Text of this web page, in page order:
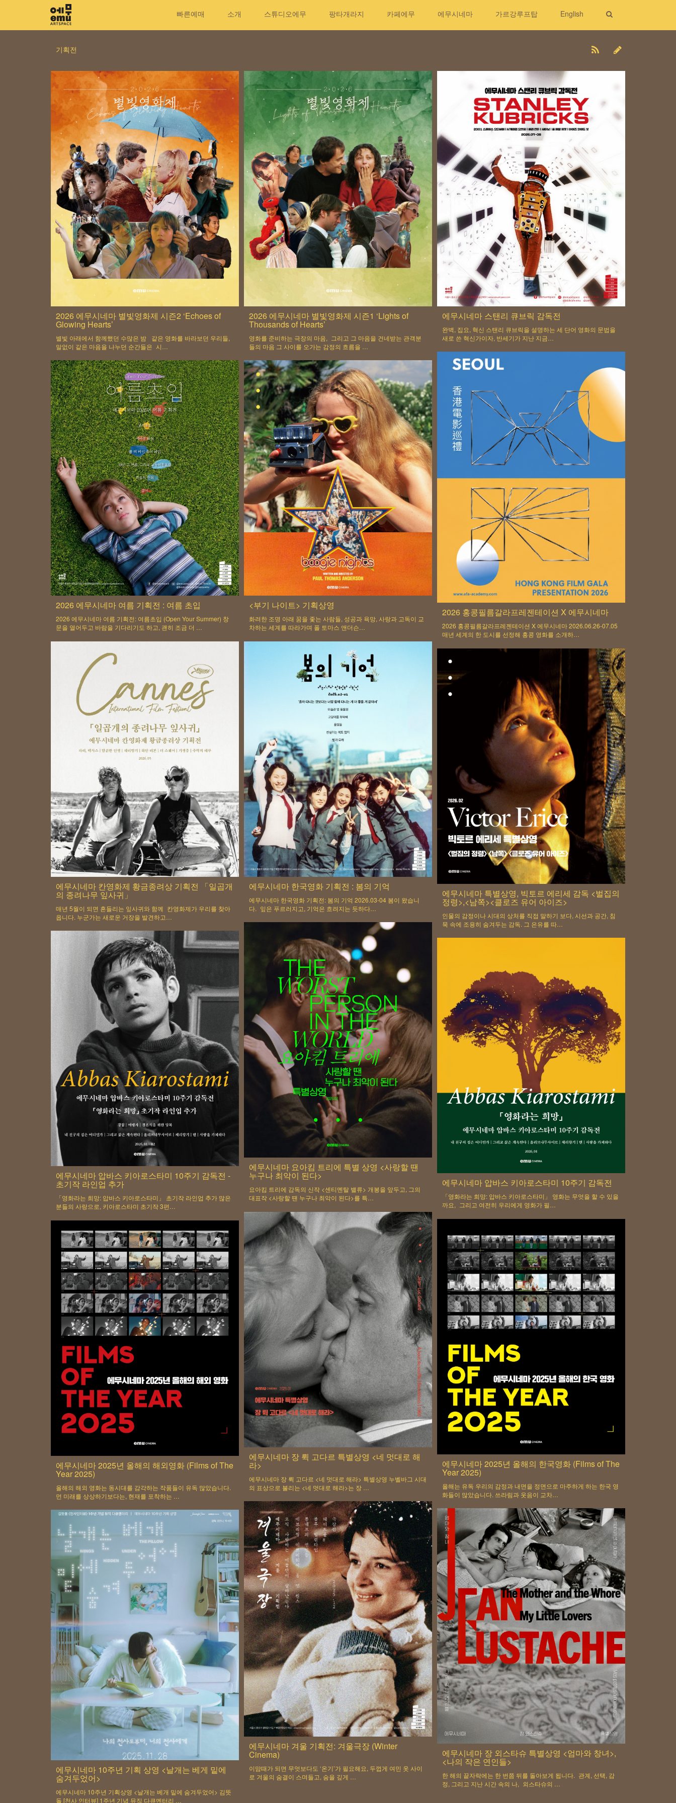
빠른예매 소개 스튜디오에무 팡타개라지 카페에무 에무시네마 가르강루프탑 English
기획전
2026 에무시네마 별빛영화제 시즌2 ‘Echoes of
Glowing Hearts’
별빛 아래에서 함께했던 수많은 밤 같은 영화를 바라보던 우리들,
말없이 같은 마음을 나누던 순간들은 시…
2026 에무시네마 별빛영화제 시즌1 ‘Lights of
Thousands of Hearts’
영화를 준비하는 극장의 마음, 그리고 그 마음을 건네받는 관객분
들의 마음 그 사이를 오가는 감정의 흐름을 …
에무시네마 스탠리 큐브릭 감독전
완벽, 집요, 혁신 스탠리 큐브릭을 설명하는 세 단어 영화의 문법을
새로 쓴 혁신가이자, 반세기가 지난 지금…
2026 홍콩필름갈라프레젠테이션 X 에무시네마
2026 홍콩필름갈라프레젠테이션 X 에무시네마 2026.06.26-07.05
매년 세계의 한 도시를 선정해 홍콩 영화를 소개하…
2026 에무시네마 여름 기획전 : 여름 초입
2026 에무시네마 여름 기획전: 여름초입 (Open Your Summer) 창
문을 열어두고 바람을 기다리기도 하고, 괜히 조금 더 …
<부기 나이트> 기획상영
화려한 조명 아래 꿈을 좇는 사람들, 성공과 욕망, 사랑과 고독이 교
차하는 세계를 따라가며 폴 토마스 앤더슨…
에무시네마 칸영화제 황금종려상 기획전 「일곱개
의 종려나무 잎사귀」
매년 5월이 되면 흔들리는 잎사귀와 함께 칸영화제가 우리를 찾아
옵니다. 누군가는 새로운 거장을 발견하고…
에무시네마 한국영화 기획전 : 봄의 기억
에무시네마 한국영화 기획전: 봄의 기억 2026.03-04 봄이 왔습니
다. 잎은 푸르러지고, 기억은 흐려지는 듯하다…
에무시네마 특별상영, 빅토르 에리세 감독 <벌집의
정령>,<남쪽><클로즈 유어 아이즈>
인물의 감정이나 시대의 상처를 직접 말하기 보다, 시선과 공간, 침
묵 속에 조용히 숨겨두는 감독. 그 은유를 따…
에무시네마 요아킴 트리에 특별 상영 <사랑할 땐
누구나 최악이 된다>
요아킴 트리에 감독의 신작 <센티멘탈 밸류> 개봉을 앞두고, 그의
대표작 <사랑할 땐 누구나 최악이 된다>를 특…
에무시네마 압바스 키아로스타미 10주기 감독전 -
초기작 라인업 추가
「영화라는 희망: 압바스 키아로스타미」 초기작 라인업 추가 많은
분들의 사랑으로, 키아로스타미 초기작 3편…
에무시네마 압바스 키아로스타미 10주기 감독전
「영화라는 희망: 압바스 키아로스타미」 영화는 무엇을 할 수 있을
까요, 그리고 여전히 우리에게 영화가 필…
에무시네마 장 뤽 고다르 특별상영 <네 멋대로 해
라>
에무시네마 장 뤽 고다르 <네 멋대로 해라> 특별상영 누벨바그 시대
의 표상으로 불리는 <네 멋대로 해라>는 장 …
에무시네마 2025년 올해의 한국영화 (Films of The
Year 2025)
올해는 유독 우리의 감정과 내면을 정면으로 마주하게 하는 한국 영
화들이 많았습니다. 쓰라림과 웃음이 교차…
에무시네마 2025년 올해의 해외영화 (Films of The
Year 2025)
올해의 해외 영화는 동시대를 감각하는 작품들이 유독 많았습니다.
먼 미래를 상상하기보다는, 현재를 포착하는 …
에무시네마 겨울 기획전: 겨울극장 (Winter
Cinema)
이맘때가 되면 무엇보다도 ‘온기’가 필요해요, 두껍게 여민 옷 사이
로 겨울의 숨결이 스며들고, 숨을 깊게 …
에무시네마 장 외스타슈 특별상영 <엄마와 창녀>,
<나의 작은 연인들>
한 해의 끝자락에는 한 번쯤 뒤를 돌아보게 됩니다. 관계, 선택, 감
정, 그리고 지난 시간 속의 나, 외스타슈의 …
에무시네마 10주년 기획 상영 <날개는 베게 밑에
숨겨두었어>
에무시네마 10주년 기획상영 <날개는 베개 밑에 숨겨두었어> 김뜻
돌 [천사 인터뷰] 1주년 기념 뮤직 다큐멘터리 …